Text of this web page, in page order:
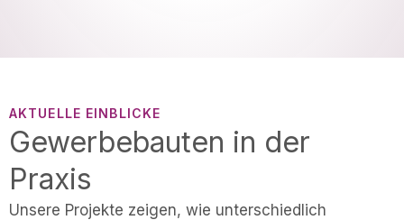
AKTUELLE EINBLICKE
Gewerbebauten in der
Praxis
Unsere Projekte zeigen, wie unterschiedlich